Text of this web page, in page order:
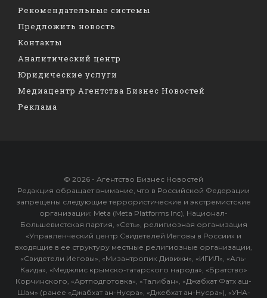
Рекомендательные системы
Предложить новость
Контакты
Аналитический центр
Юридические услуги
Медиацентр Агентства Бизнес Новостей
Реклама
© 2026 - Агентство Бизнес Новостей
Редакция обращает внимание, что в Российской Федерации
запрещены следующие террористические и экстремистские
организации: Meta (Meta Platforms Inc), Национал-
Большевистская партия, «Сеть», религиозная организация
«Управленческий центр Свидетелей Иеговы в России» и
входящие в ее структуру местные религиозные организации,
«Свидетели Иеговы», «Мизантропик Дивижн», «ИГИЛ», «Аль-
Каида», «Меджлис крымско-татарского народа», «Братство»
Корчинского, «Артподготовка», «Талибан», «Джабхат Фатх аш-
Шам» (ранее «Джабхат ан-Нусра», «Джебхат ан-Нусра»), «УНА-